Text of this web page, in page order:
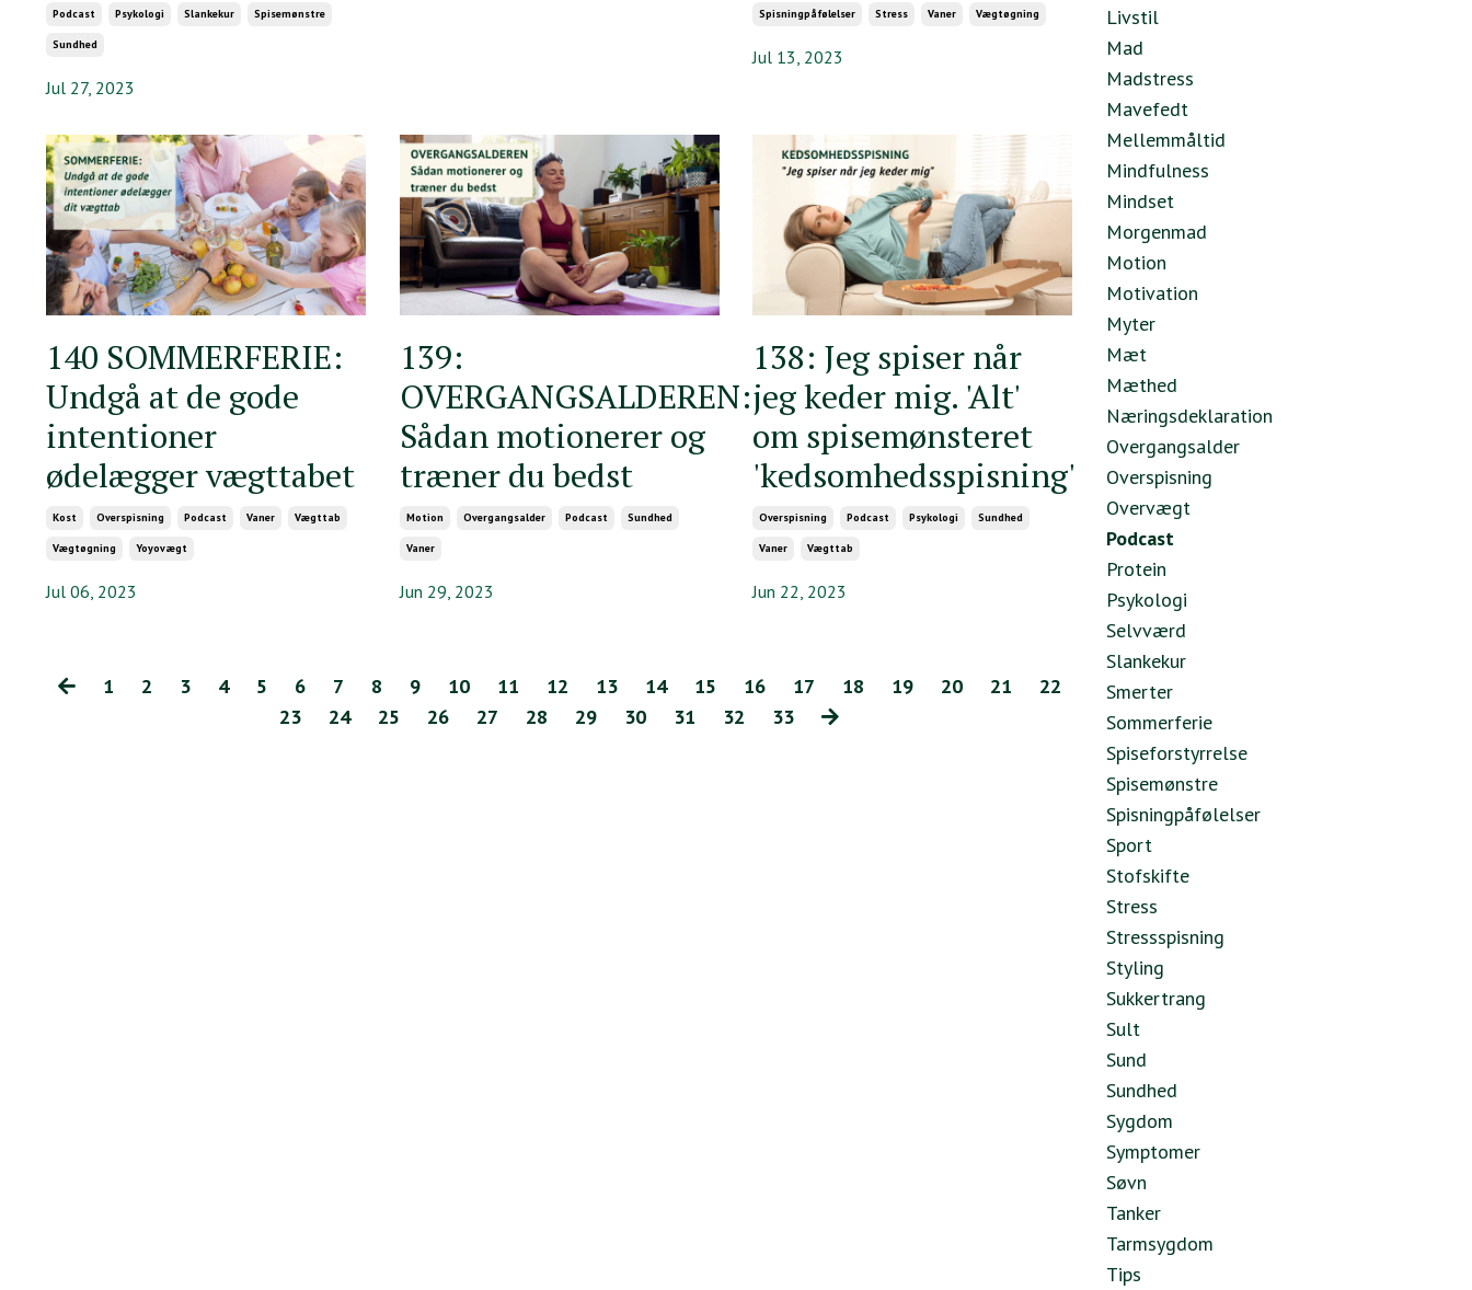
Podcast Psykologi Slankekur Spisemønstre
Sundhed
Jul 27, 2023
Spisningpåfølelser Stress Vaner Vægtøgning
Jul 13, 2023
140 SOMMERFERIE:
Undgå at de gode
intentioner
ødelægger vægttabet
Kost Overspisning Podcast Vaner Vægttab
Vægtøgning Yoyovægt
Jul 06, 2023
139:
OVERGANGSALDEREN:
Sådan motionerer og
træner du bedst
Motion Overgangsalder Podcast Sundhed
Vaner
Jun 29, 2023
138: Jeg spiser når
jeg keder mig. 'Alt'
om spisemønsteret
'kedsomhedsspisning'
Overspisning Podcast Psykologi Sundhed
Vaner Vægttab
Jun 22, 2023
1 2 3 4 5 6 7 8 9 10 11 12 13 14 15 16 17 18 19 20 21
22
23
24 25 26 27 28 29 30 31 32 33
Livstil
Mad
Madstress
Mavefedt
Mellemmåltid
Mindfulness
Mindset
Morgenmad
Motion
Motivation
Myter
Mæt
Mæthed
Næringsdeklaration
Overgangsalder
Overspisning
Overvægt
Podcast
Protein
Psykologi
Selvværd
Slankekur
Smerter
Sommerferie
Spiseforstyrrelse
Spisemønstre
Spisningpåfølelser
Sport
Stofskifte
Stress
Stressspisning
Styling
Sukkertrang
Sult
Sund
Sundhed
Sygdom
Symptomer
Søvn
Tanker
Tarmsygdom
Tips